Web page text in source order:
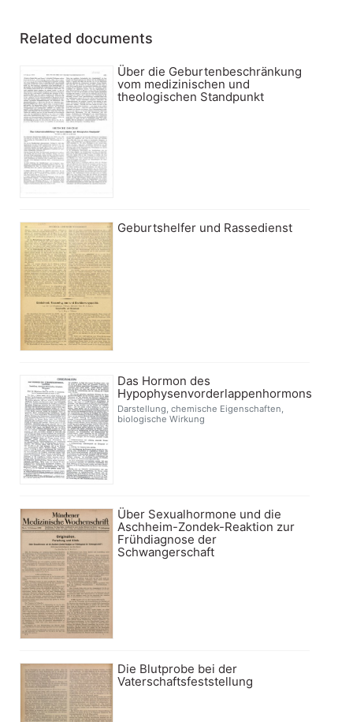
Related documents
Über die Geburtenbeschränkung
vom medizinischen und
theologischen Standpunkt
Geburtshelfer und Rassedienst
Das Hormon des
Hypophysenvorderlappenhormons
Darstellung, chemische Eigenschaften,
biologische Wirkung
Über Sexualhormone und die
Aschheim-Zondek-Reaktion zur
Frühdiagnose der
Schwangerschaft
Die Blutprobe bei der
Vaterschaftsfeststellung